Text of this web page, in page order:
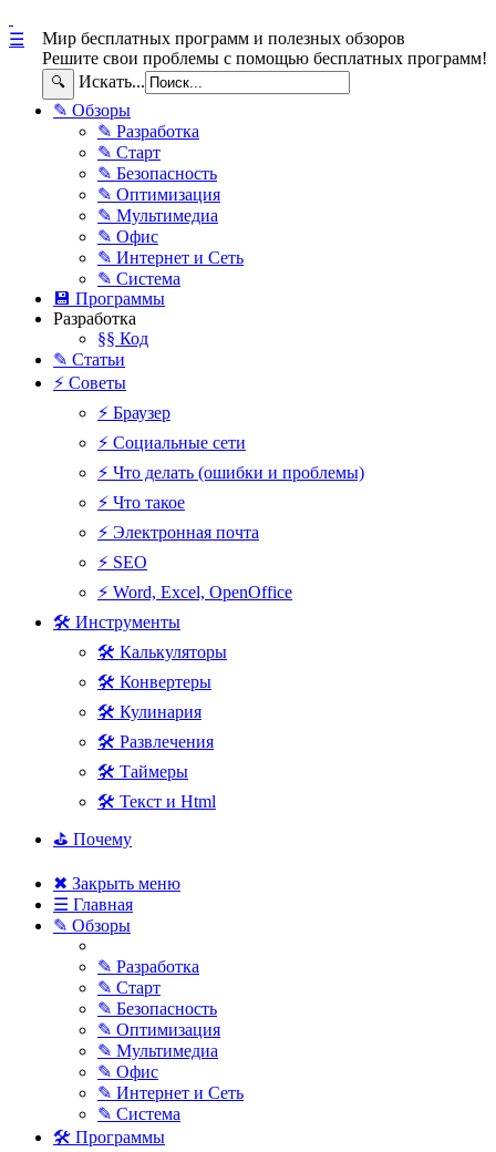
Мир бесплатных программ и полезных обзоров
Решите свои проблемы с помощью бесплатных программ!
🔍 Искать...
☰
✎ Обзоры
✎ Разработка
✎ Старт
✎ Безопасность
✎ Оптимизация
✎ Мультимедиа
✎ Офис
✎ Интернет и Сеть
✎ Система
💾 Программы
Разработка
§§ Код
✎ Статьи
⚡ Советы
⚡ Браузер
⚡ Социальные сети
⚡ Что делать (ошибки и проблемы)
⚡ Что такое
⚡ Электронная почта
⚡ SEO
⚡ Word, Excel, OpenOffice
🛠 Инструменты
🛠 Калькуляторы
🛠 Конвертеры
🛠 Кулинария
🛠 Развлечения
🛠 Таймеры
🛠 Текст и Html
⛳ Почему
✖ Закрыть меню
☰ Главная
✎ Обзоры
✎ Разработка
✎ Старт
✎ Безопасность
✎ Оптимизация
✎ Мультимедиа
✎ Офис
✎ Интернет и Сеть
✎ Система
🛠 Программы